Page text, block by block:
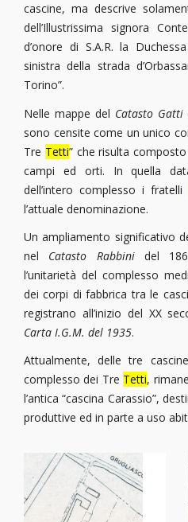
cascine, ma descrive
dell’Illustrissima signora
d’onore di S.A.R. la
sinistra della strada
Torino”.
Nelle mappe del Catasto Gatti
sono censite come un unico
Tre Tetti” che risulta
campi ed orti. In quella
dell’intero complesso i fratelli
l’attuale denominazione.
Un ampliamento significativo
nel Catasto Rabbinidel
l’unitarietà del complesso
dei corpi di fabbrica tra le
registrano all’inizio del XX
Carta I.G.M. del 1935.
Attualmente, delle tre
complesso dei Tre Tetti,
l’antica “cascina Carassio”,
produttive ed in parte a uso